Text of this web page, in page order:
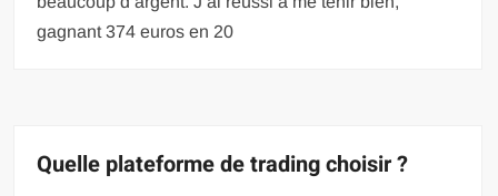
gagnant 374 euros en 20
Quelle plateforme de trading choisir ?